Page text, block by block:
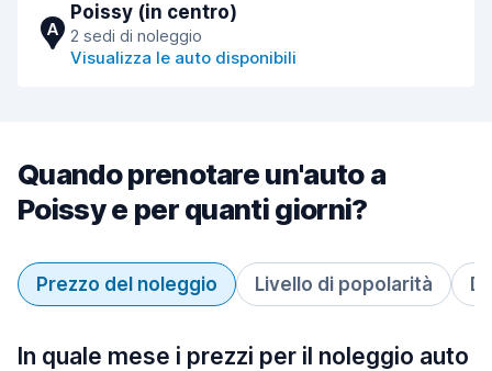
A
Poissy (in centro)
2 sedi di noleggio
Visualizza le auto disponibili
Quando prenotare un'auto a
Poissy e per quanti giorni?
Prezzo del noleggio Livello di popolarità
In quale mese i prezzi per il noleggio auto